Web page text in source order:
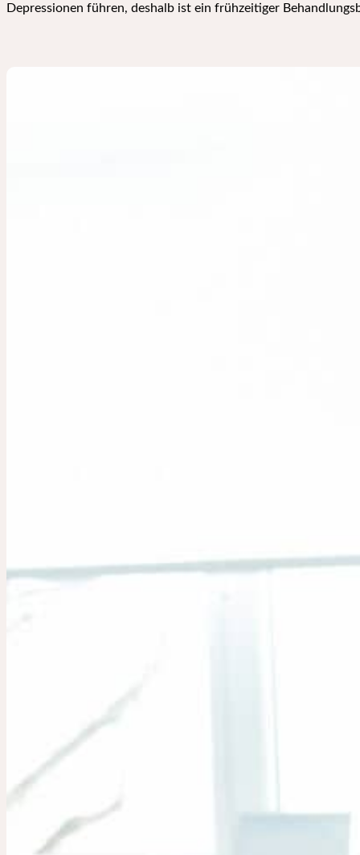
Depressionen führen, deshalb ist ein frühzeitiger